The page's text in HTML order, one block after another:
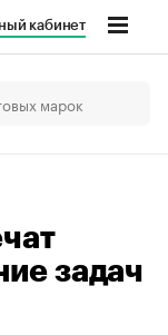
кабинет
задач